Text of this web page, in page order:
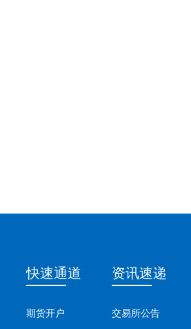
快速通道
期货开户
资讯速递
交易所公告